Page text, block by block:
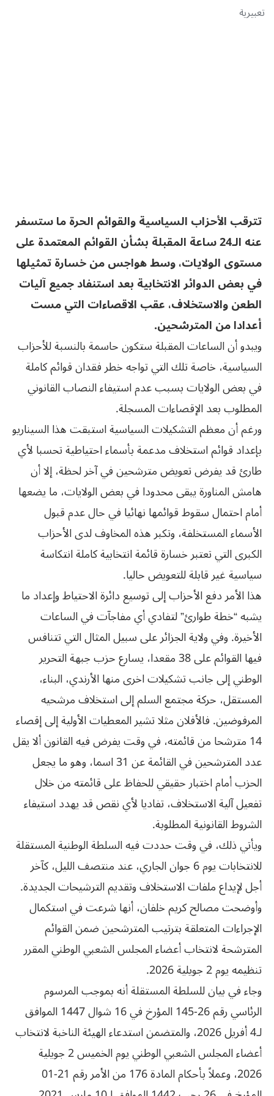
تعبيرية
تترقب الأحزاب السياسية والقوائم الحرة ما ستسفر
عنه الـ24 ساعة المقبلة بشأن القوائم المعتمدة على
مستوى الولايات، وسط هواجس من خسارة تمثيلها
في بعض الدوائر الانتخابية بعد استنفاد جميع آليات
الطعن والاستخلاف، عقب الاقصاءات التي مست
أعدادا من المترشحين.
ويبدو أن الساعات المقبلة ستكون حاسمة بالنسبة للأحزاب
السياسية، خاصة تلك التي تواجه خطر فقدان قوائم كاملة
في بعض الولايات بسبب عدم استيفاء النصاب القانوني
المطلوب بعد الإقصاءات المسجلة.
ورغم أن معظم التشكيلات السياسية استبقت هذا السيناريو
بإعداد قوائم استخلاف مدعمة بأسماء احتياطية تحسبا لأي
طارئ قد يفرض تعويض مترشحين في آخر لحظة، إلا أن
هامش المناورة يبقى محدودا في بعض الولايات، ما يضعها
أمام احتمال سقوط قوائمها نهائيا في حال عدم قبول
الأسماء المستخلفة، وتكبر هذه المخاوف لدى الأحزاب
الكبرى التي تعتبر خسارة قائمة انتخابية كاملة انتكاسة
سياسية غير قابلة للتعويض حاليا.
هذا الأمر دفع الأحزاب إلى توسيع دائرة الاحتياط وإعداد ما
يشبه “خطة طوارئ” لتفادي أي مفاجآت في الساعات
الأخيرة. وفي ولاية الجزائر على سبيل المثال التي تتنافس
فيها القوائم على 38 مقعدا، يسارع حزب جبهة التحرير
الوطني إلى جانب تشكيلات اخرى منها الأرندي، البناء،
المستقل، حركة مجتمع السلم إلى استخلاف مرشحيه
المرفوضين. فالأفلان مثلا تشير المعطيات الأولية إلى إقصاء
14 مترشحا من قائمته، في وقت يفرض فيه القانون ألا يقل
عدد المترشحين في القائمة عن 31 اسما، وهو ما يجعل
الحزب أمام اختبار حقيقي للحفاظ على قائمته من خلال
تفعيل آلية الاستخلاف، تفاديا لأي نقص قد يهدد استيفاء
الشروط القانونية المطلوبة.
ويأتي ذلك، في وقت حددت فيه السلطة الوطنية المستقلة
للانتخابات يوم 6 جوان الجاري، عند منتصف الليل، كآخر
أجل لإيداع ملفات الاستخلاف وتقديم الترشيحات الجديدة.
وأوضحت مصالح كريم خلفان، أنها شرعت في استكمال
الإجراءات المتعلقة بترتيب المترشحين ضمن القوائم
المترشحة لانتخاب أعضاء المجلس الشعبي الوطني المقرر
تنظيمه يوم 2 جويلية 2026.
وجاء في بيان للسلطة المستقلة أنه بموجب المرسوم
الرئاسي رقم 26-145 المؤرخ في 16 شوال 1447 الموافق
لـ4 أفريل 2026، والمتضمن استدعاء الهيئة الناخبة لانتخاب
أعضاء المجلس الشعبي الوطني يوم الخميس 2 جويلية
2026، وعملاً بأحكام المادة 176 من الأمر رقم 21-01